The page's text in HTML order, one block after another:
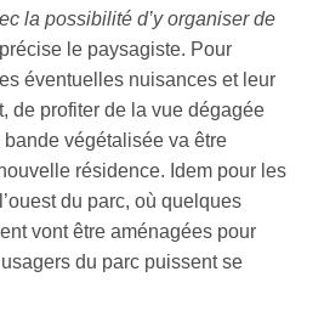
la possibilité d’y organiser de
le paysagiste. Pour
éventuelles nuisances et leur
de profiter de la vue dégagée
végétalisée va être
résidence. Idem pour les
du parc, où quelques
vont être aménagées pour
du parc puissent se